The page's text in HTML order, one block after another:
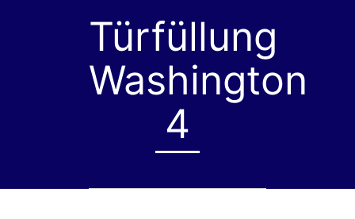
Türfüllung
Washington
4